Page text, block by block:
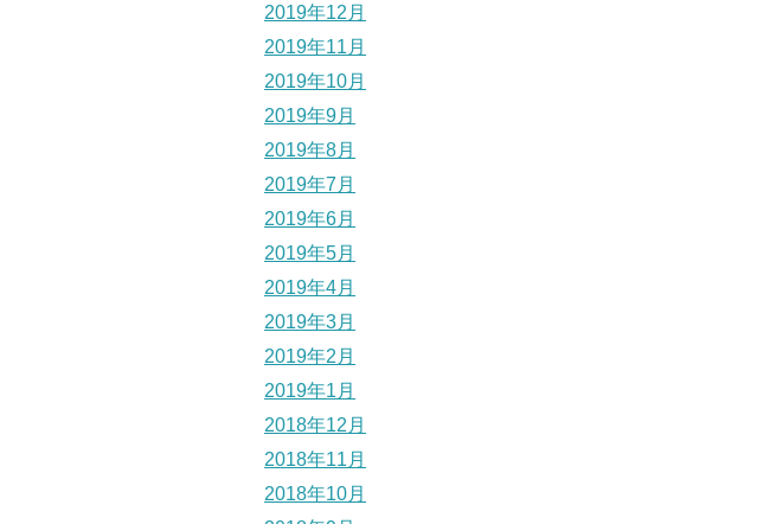
2019年12月
2019年11月
2019年10月
2019年9月
2019年8月
2019年7月
2019年6月
2019年5月
2019年4月
2019年3月
2019年2月
2019年1月
2018年12月
2018年11月
2018年10月